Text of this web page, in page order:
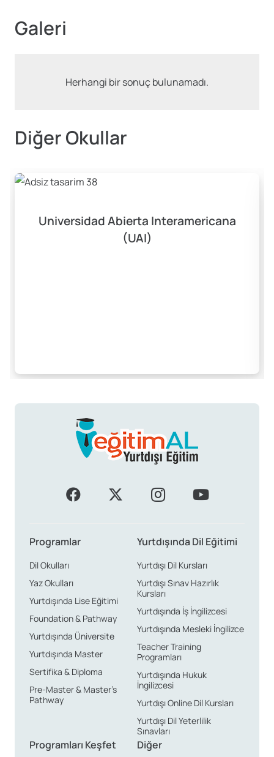
Galeri
Herhangi bir sonuç bulunamadı.
Diğer Okullar
Universidad Abierta Interamericana
(UAI)
Programlar
Dil Okulları
Yaz Okulları
Yurtdışında Lise Eğitimi
Foundation & Pathway
Yurtdışında Üniversite
Yurtdışında Master
Sertifika & Diploma
Pre-Master & Master’s
Pathway
Yurtdışında Dil Eğitimi
Yurtdışı Dil Kursları
Yurtdışı Sınav Hazırlık
Kursları
Yurtdışında İş İngilizcesi
Yurtdışında Mesleki İngilizce
Teacher Training
Programları
Yurtdışında Hukuk
İngilizcesi
Yurtdışı Online Dil Kursları
Yurtdışı Dil Yeterlilik
Sınavları
Programları Keşfet Diğer